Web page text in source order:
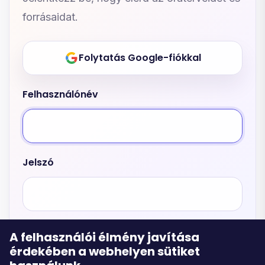
forrásaidat.
Folytatás Google-fiókkal
Felhasználónév
Jelszó
A felhasználói élmény javítása
érdekében a webhelyen sütiket